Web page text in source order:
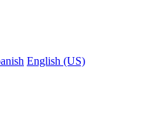
English (US)